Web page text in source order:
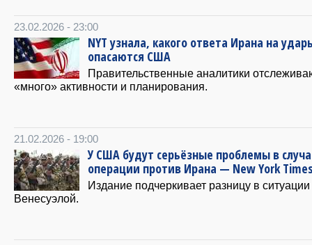
23.02.2026 - 23:00
NYT узнала, какого ответа Ирана на
опасаются США
Правительственные аналитики
«много» активности и планирования.
21.02.2026 - 19:00
У США будут серьёзные проблемы в
операции против Ирана — New York
Издание подчеркивает разницу в ситуации
Венесуэлой.